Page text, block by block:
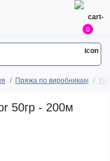
0
Пряжа по виробникам
50гр - 200м